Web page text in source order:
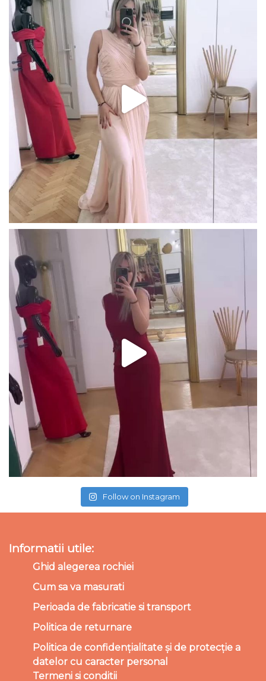
Follow on Instagram
Informatii utile:
Ghid alegerea rochiei
Cum sa va masurati
Perioada de fabricatie si transport
Politica de returnare
Politica de confidențialitate și de protecție a
datelor cu caracter personal
Termeni si conditii